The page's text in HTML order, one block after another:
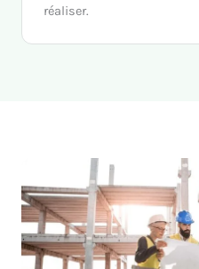
réaliser.